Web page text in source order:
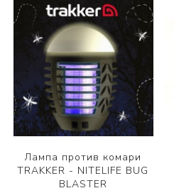
Лампа против комари
TRAKKER - NITELIFE BUG
BLASTER